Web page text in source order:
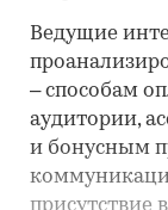
Ведущие
– способам
аудитории,
и бонусным
присутствие